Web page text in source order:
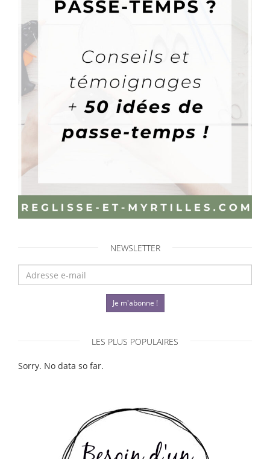
NEWSLETTER
Je m'abonne !
LES PLUS POPULAIRES
Sorry. No data so far.